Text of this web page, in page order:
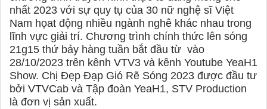
nhất 2023 với sự quy tụ của 30 nữ nghệ sĩ Việt
Nam họat động nhiều ngành nghê khác nhau trong
lĩnh vực giải trí. Chương trình chính thức lên sóng
21g15 thứ bảy hàng tuần bắt đầu từ vào
28/10/2023 trên kênh VTV3 và kênh Youtube YeaH1
Show. Chị Đẹp Đạp Gió Rẽ Sóng 2023 được đầu tư
bởi VTVCab và Tập đoàn YeaH1, STV Production
là đơn vị sản xuất.